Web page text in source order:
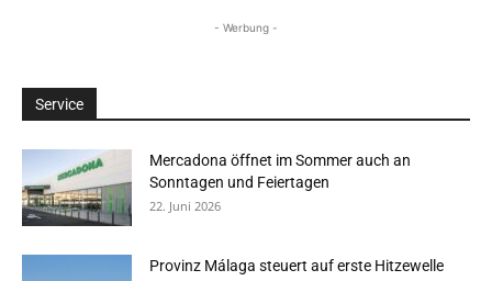
- Werbung -
Service
Mercadona öffnet im Sommer auch an
Sonntagen und Feiertagen
22. Juni 2026
Provinz Málaga steuert auf erste Hitzewelle